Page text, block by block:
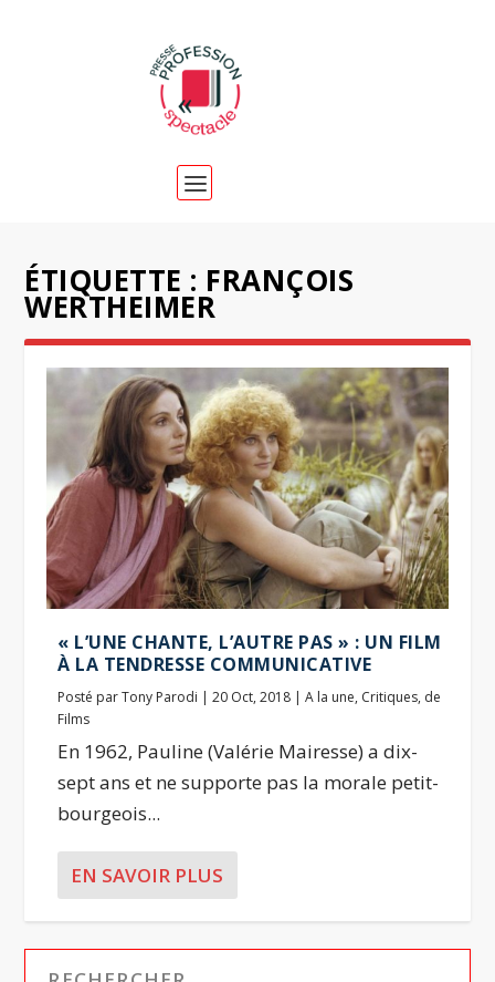
ÉTIQUETTE : FRANÇOIS
WERTHEIMER
« L’UNE CHANTE, L’AUTRE PAS » : UN FILM
À LA TENDRESSE COMMUNICATIVE
Posté parTony Parodi |20 Oct, 2018 |A la une, Critiques, de
Films
En 1962, Pauline (Valérie Mairesse) a dix-
sept ans et ne supporte pas la morale petit-
bourgeois...
EN SAVOIR PLUS